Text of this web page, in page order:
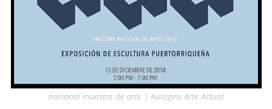
nacional muestra de arte | Autogiro Arte Actual